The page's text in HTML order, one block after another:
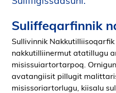
Suliffeqarfinnik
Sullivinnik
nakkutilliinermut atatillugu
misissuiartortarpoq.
avatangiisit pillugit
misissoriartorlugu, kiisalu